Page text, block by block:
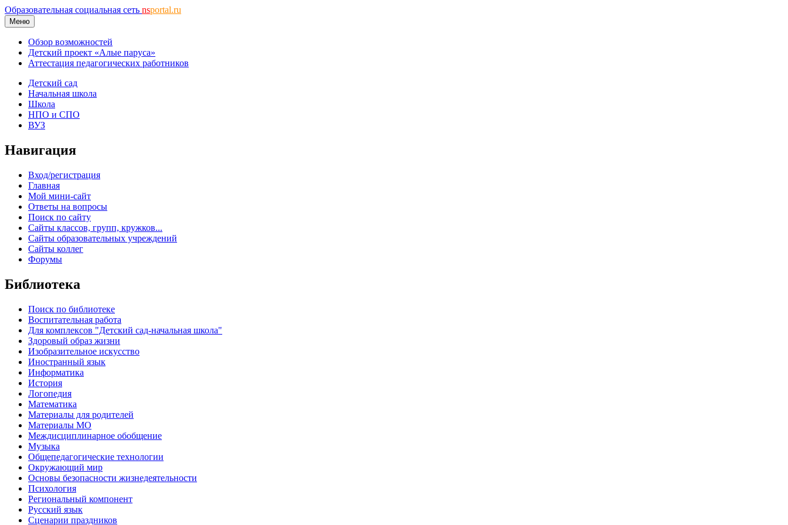
Образовательная социальная сеть nsportal.ru
Меню
Обзор возможностей
Детский проект «Алые паруса»
Аттестация педагогических работников
Детский сад
Начальная школа
Школа
НПО и СПО
ВУЗ
Навигация
Вход/регистрация
Главная
Мой мини-сайт
Ответы на вопросы
Поиск по сайту
Сайты классов, групп, кружков...
Сайты образовательных учреждений
Сайты коллег
Форумы
Библиотека
Поиск по библиотеке
Воспитательная работа
Для комплексов "Детский сад-начальная школа"
Здоровый образ жизни
Изобразительное искусство
Иностранный язык
Информатика
История
Логопедия
Математика
Материалы для родителей
Материалы МО
Междисциплинарное обобщение
Музыка
Общепедагогические технологии
Окружающий мир
Основы безопасности жизнедеятельности
Психология
Региональный компонент
Русский язык
Сценарии праздников